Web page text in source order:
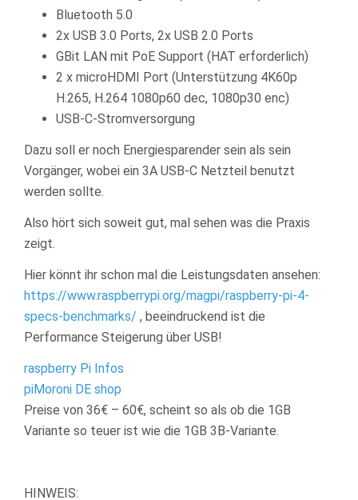
Bluetooth 5.0
2x USB 3.0 Ports, 2x USB 2.0 Ports
GBit LAN mit PoE Support (HAT erforderlich)
2 x microHDMI Port (Unterstützung 4K60p
H.265, H.264 1080p60 dec, 1080p30 enc)
USB-C-Stromversorgung
Dazu soll er noch Energiesparender sein als sein
Vorgänger, wobei ein 3A USB-C Netzteil benutzt
werden sollte.
Also hört sich soweit gut, mal sehen was die Praxis
zeigt.
Hier könnt ihr schon mal die Leistungsdaten ansehen:
https://www.raspberrypi.org/magpi/raspberry-pi-4-
specs-benchmarks/ , beeindruckend ist die
Performance Steigerung über USB!
raspberry Pi Infos
piMoroni DE shop
Preise von 36€ – 60€, scheint so als ob die 1GB
Variante so teuer ist wie die 1GB 3B-Variante.
HINWEIS: